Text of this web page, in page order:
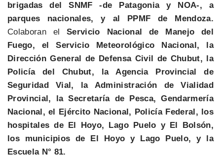
brigadas del SNMF -de Patagonia y NOA-, a
parques nacionales, y al PPMF de Mendoza.
Colaboran elServicio Nacional de Manejo del
Fuego, el Servicio Meteorológico Nacional, la
Dirección General de Defensa Civil de Chubut, la
Policía del Chubut, la Agencia Provincial de
Seguridad Vial, la Administración de Vialidad
Provincial, la Secretaría de Pesca, Gendarmería
Nacional, el Ejército Nacional, Policía Federal, los
hospitales de El Hoyo, Lago Puelo y El Bolsón,
los municipios de El Hoyo y Lago Puelo, y la
Escuela N° 81.